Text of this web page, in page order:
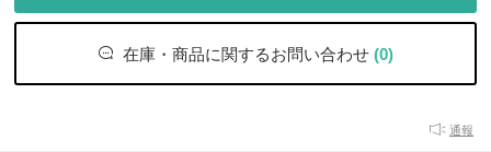
在庫・商品に関するお問い合わせ (0)
通報